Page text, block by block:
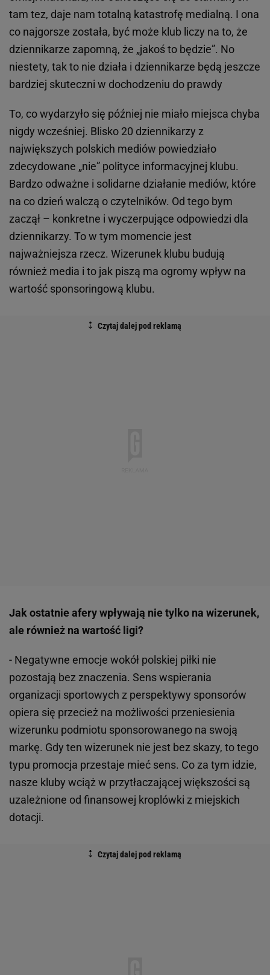
tam tez, daje nam totalną katastrofę medialną. I ona
co najgorsze została, być może klub liczy na to, że
dziennikarze zapomną, że „jakoś to będzie”. No
niestety, tak to nie działa i dziennikarze będą jeszcze
bardziej skuteczni w dochodzeniu do prawdy
To, co wydarzyło się później nie miało miejsca chyba
nigdy wcześniej. Blisko 20 dziennikarzy z
największych polskich mediów powiedziało
zdecydowane „nie” polityce informacyjnej klubu.
Bardzo odważne i solidarne działanie mediów, które
na co dzień walczą o czytelników. Od tego bym
zaczął – konkretne i wyczerpujące odpowiedzi dla
dziennikarzy. To w tym momencie jest
najważniejsza rzecz. Wizerunek klubu budują
również media i to jak piszą ma ogromy wpływ na
wartość sponsoringową klubu.
Jak ostatnie afery wpływają nie tylko na wizerunek,
ale również na wartość ligi?
- Negatywne emocje wokół polskiej piłki nie
pozostają bez znaczenia. Sens wspierania
organizacji sportowych z perspektywy sponsorów
opiera się przecież na możliwości przeniesienia
wizerunku podmiotu sponsorowanego na swoją
markę. Gdy ten wizerunek nie jest bez skazy, to tego
typu promocja przestaje mieć sens. Co za tym idzie,
nasze kluby wciąż w przytłaczającej większości są
uzależnione od finansowej kroplówki z miejskich
dotacji.